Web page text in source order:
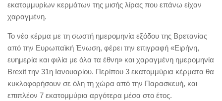
εκατομμυρίων κερμάτων της μισής λίρας που επάνω είχαν
χαραγμένη.
Το νέο κέρμα με τη σωστή ημερομηνία εξόδου της Βρετανίας
από την Ευρωπαϊκή Ένωση, φέρει την επιγραφή «Ειρήνη,
ευημερία και φιλία με όλα τα έθνη» και χαραγμένη ημερομηνία
Brexit την 31η Ιανουαρίου. Περίπου 3 εκατομμύρια κέρματα θα
κυκλοφορήσουν σε όλη τη χώρα από την Παρασκευή, και
επιπλέον 7 εκατομμύρια αργότερα μέσα στο έτος.